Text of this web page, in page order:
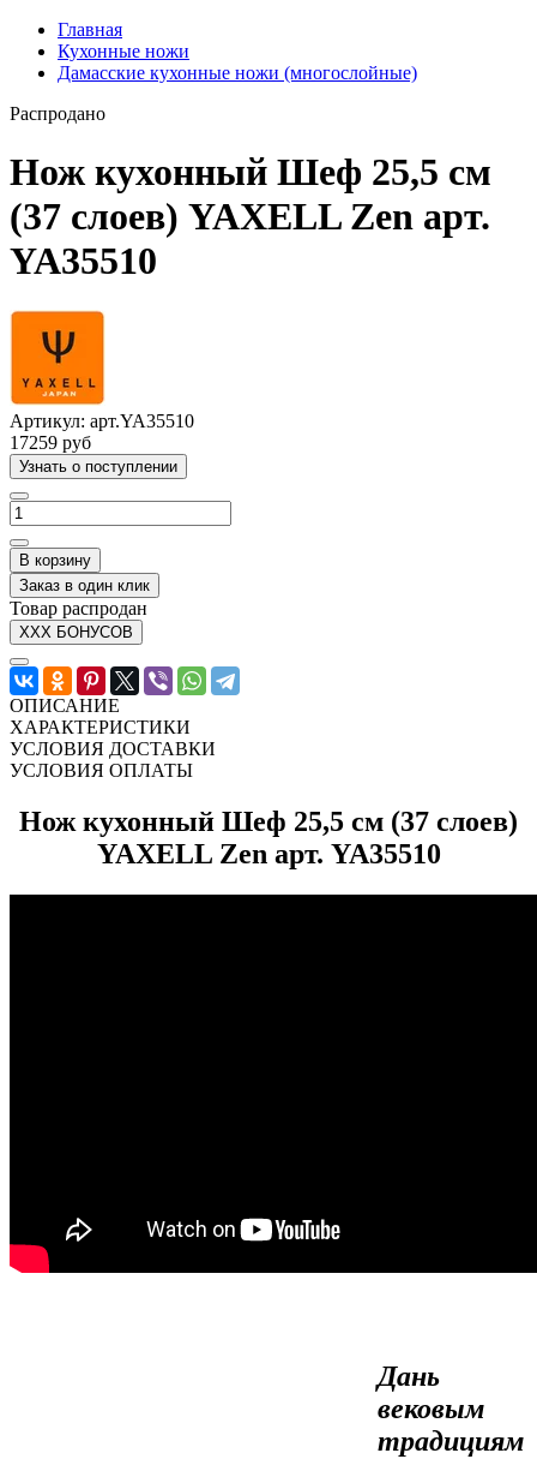
Главная
Кухонные ножи
Дамасские кухонные ножи (многослойные)
Распродано
Нож кухонный Шеф 25,5 см
(37 слоев) YAXELL Zen арт.
YA35510
Артикул: арт.YA35510
17259 руб
Узнать о поступлении
В корзину
Заказ в один клик
Товар распродан
XXX БОНУСОВ
ОПИСАНИЕ
ХАРАКТЕРИСТИКИ
УСЛОВИЯ ДОСТАВКИ
УСЛОВИЯ ОПЛАТЫ
Нож кухонный Шеф 25,5 см (37 слоев)
YAXELL Zen арт. YA35510
Дань
вековым
традициям